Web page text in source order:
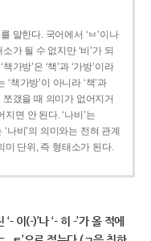
말한다. 국어에서 ‘ㅂ’이나
가 될 수 없지만 ‘비’가 되
가방’은 ‘책’과 ‘가방’이라
책가방’이 아니라 ‘책’과
갰을 때 의미가 없어지거
면 안 된다. ‘나비’는
‘나비’의 의미와는 전혀 관계
미 단위, 즉 형태소가 된다.
이(-)’나 ‘- 히 -’가 올 적에